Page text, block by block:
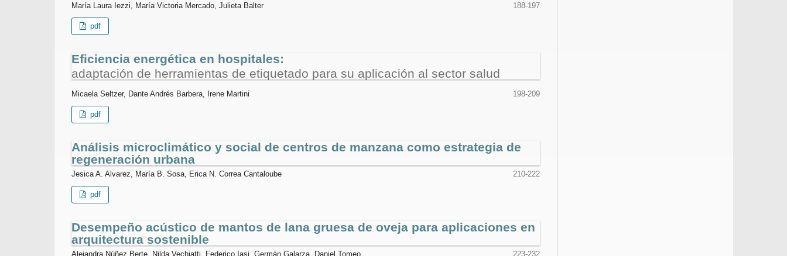
María Laura Iezzi, María Victoria Mercado, Julieta Balter 188-197
pdf
Eficiencia energética en hospitales:
adaptación de herramientas de etiquetado para su aplicación al sector salud
Micaela Seltzer, Dante Andrés Barbera, Irene Martini 198-209
pdf
Análisis microclimático y social de centros de manzana como estrategia de
regeneración urbana
Jesica A. Alvarez, María B. Sosa, Erica N. Correa Cantaloube 210-222
pdf
Desempeño acústico de mantos de lana gruesa de oveja para aplicaciones en
arquitectura sostenible
Alejandra Núñez Berte, Nilda Vechiatti, Federico Iasi, Germán Galarza, Daniel Tomeo 223-232